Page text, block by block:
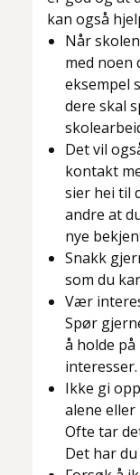
kan også
Når
med noen
eksempel
dere skal
Det vil
kontakt
sier hei til
andre at
nye
Snakk
som du
Vær
Spør
å holde
interesser.
Ikke gi
alene
Ofte tar
Det har